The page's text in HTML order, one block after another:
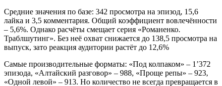
Средние значения по базе: 342 просмотра на эпизод, 15,6
лайка и 3,5 комментария. Общий коэффициент вовлечённости
– 5,6%. Однако расчёты смещает серия «Романенко.
Траблшутинг». Без неё охват снижается до 138,5 просмотра на
выпуск, зато реакция аудитории растёт до 12,6%
Самые производительные форматы: «Под колпаком» – 1’372
эпизода, «Алтайский разговор» – 988, «Проще репы» – 923,
«Одной левой» – 913. Но количество не всегда превращается в